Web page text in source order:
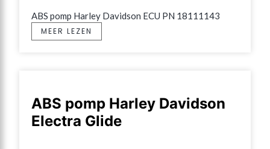
ABS pomp Harley Davidson ECU PN 18111143
MEER LEZEN
ABS pomp Harley Davidson
Electra Glide